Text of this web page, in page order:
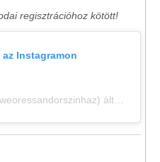
regisztrációhoz kötött!
Instagramon